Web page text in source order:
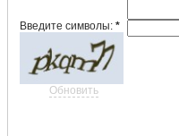
Введите символы:*
Обновить